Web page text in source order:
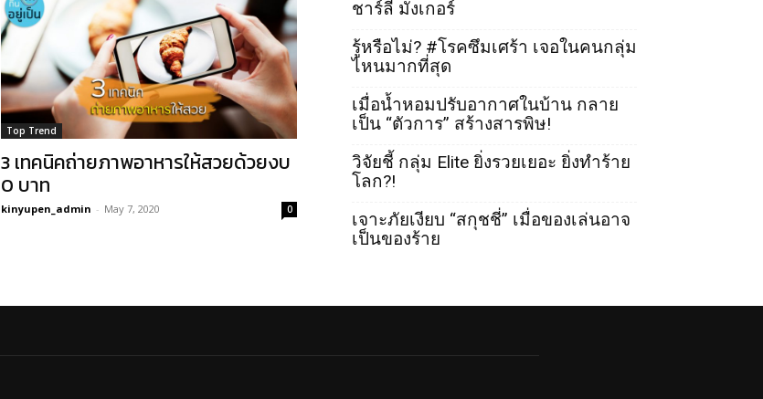
Top Trend
3 เทคนิคถ่ายภาพอาหารให้สวยด้วยงบ
0 บาท
kinyupen_admin - May 7, 2020 0
ชาร์ลี มังเกอร์
รู้หรือไม่? #โรคซึมเศร้า เจอในคนกลุ่ม
ไหนมากที่สุด
เมื่อน้ำหอมปรับอากาศในบ้าน กลาย
เป็น “ตัวการ” สร้างสารพิษ!
วิจัยชี้ กลุ่ม Elite ยิ่งรวยเยอะ ยิ่งทำร้าย
โลก?!
เจาะภัยเงียบ “สกุชชี่” เมื่อของเล่นอาจ
เป็นของร้าย